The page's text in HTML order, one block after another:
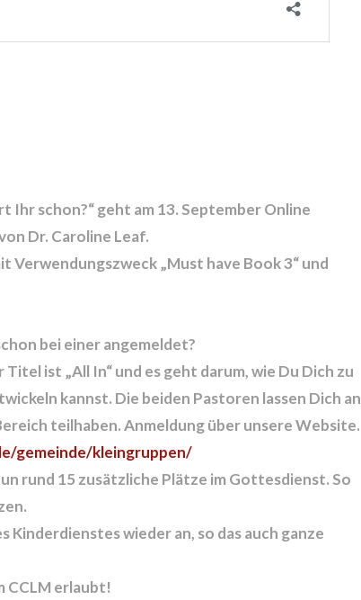
Ihr schon?“ geht am 13. September Online
Dr. Caroline Leaf.
Verwendungszweck „Must have Book 3“ und
bei einer angemeldet?
ist „All In“ und es geht darum, wie Du Dich zu
kannst. Die beiden Pastoren lassen Dich an
teilhaben. Anmeldung über unsere Website.
gemeinde/kleingruppen/
rund 15 zusätzliche Plätze im Gottesdienst. So
Kinderdiensteswieder an, so das auch ganze
CCLM erlaubt!